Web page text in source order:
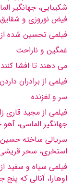
شكیبایى، جهانگیر
فیض نوروزى و شقایق
فیلمى تحسین شده از
غمگین و ناراحت
مى دهند تا افشا كنند
فیلمى از برادران داردن
سر و لغزنده
جهانگیر الماسى،
سریالى ساخته حسین
استخرى، سحر
فیلمى سیاه و سفید
اوهارا، آنالى كه